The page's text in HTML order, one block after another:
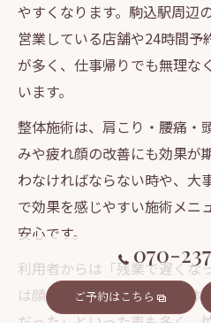
やすくなります。駒込駅周辺
営業している店舗や24時間予
が多く、仕事帰りでも無理な
います。
整体施術は、肩こり・腰痛・
みや疲れ顔の改善にも効果が
わなければならない時や、大
で効果を感じやすい施術メニ
安心です。
利用者からは「残業で遅くな
は顔色が良くなった」「身体
070-
ご予約はこちら